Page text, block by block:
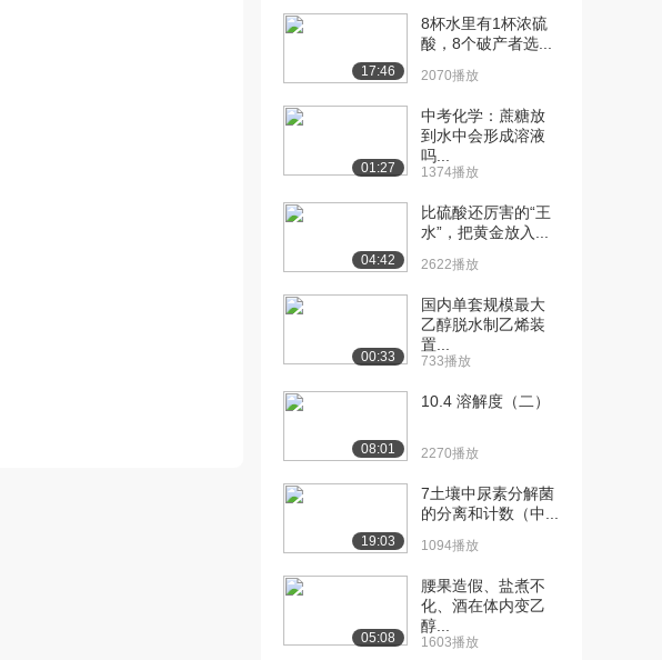
07:55
[12] 12.气体摩尔体积探究
04:34
[13] 13.硫酸铜和氢氧化钠
反应认识化学...
3265播放
03:46
[14] 14.木炭还原氧化铜实
3606播放
05:07
[15] 15.氢氧化钠溶液与稀
03:52
[16] 16.氢氧化铁胶体制备
05:01
[17] 17.丁达尔效应实验 03:00
[18] 18.氢氧化钠溶液与硫
17:46
8杯水里有1杯浓硫
酸，8个破产者选...
2070播放
01:27
中考化学：蔗糖放
到水中会形成溶液
吗...
1374播放
04:42
比硫酸还厉害的“王
水”，把黄金放入...
2622播放
00:33
国内单套规模最大
乙醇脱水制乙烯装
置...
733播放
08:01
10.4 溶解度（二）
2270播放
19:03
7土壤中尿素分解菌
的分离和计数（中...
1094播放
05:08
腰果造假、盐煮不
化、酒在体内变乙
醇...
1603播放